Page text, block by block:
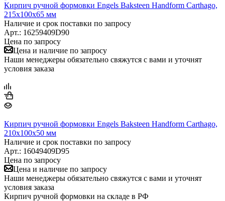
Кирпич ручной формовки Engels Baksteen Handform Carthago,
215х100х65 мм
Наличие и срок поставки по запросу
Арт.: 16259409D90
Цена по запросу
Цена и наличие по запросу
Наши менеджеры обязательно свяжутся с вами и уточнят
условия заказа
Кирпич ручной формовки Engels Baksteen Handform Carthago,
210х100х50 мм
Наличие и срок поставки по запросу
Арт.: 16049409D95
Цена по запросу
Цена и наличие по запросу
Наши менеджеры обязательно свяжутся с вами и уточнят
условия заказа
Кирпич ручной формовки на складе в РФ